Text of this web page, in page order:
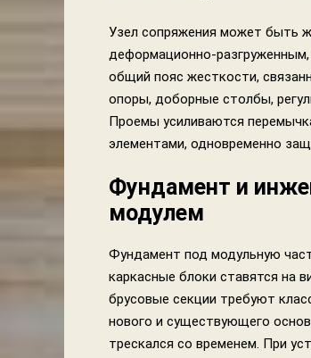
Узел сопряжения может быть
деформационно-разгруженным,
общий пояс жесткости,
опоры, доборные столбы,
Проемы усиливаются
элементами, одновременно
Фундамент и
модулем
Фундамент под модульную
каркасные блоки ставятся на
брусовые секции требуют
нового и существующего
трескался со временем. При